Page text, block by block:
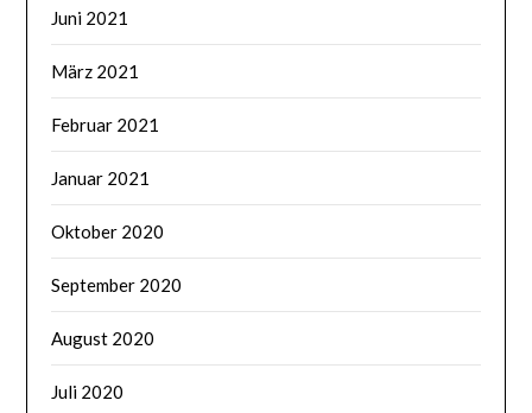
Juni 2021
März 2021
Februar 2021
Januar 2021
Oktober 2020
September 2020
August 2020
Juli 2020